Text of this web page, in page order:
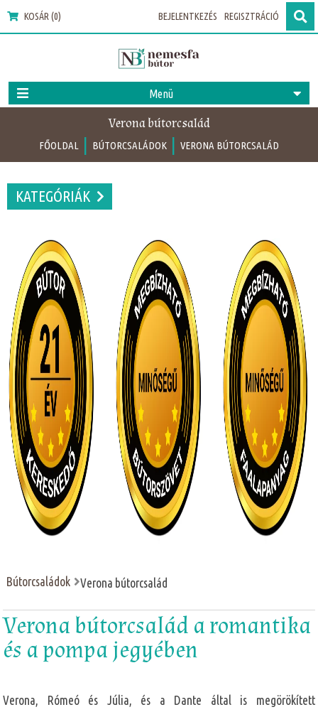
KOSÁR (0) BEJELENTKEZÉS REGISZTRÁCIÓ
Menü
Verona bútorcsalád
FŐOLDAL BÚTORCSALÁDOK VERONA BÚTORCSALÁD
KATEGÓRIÁK
Bútorcsaládok Verona bútorcsalád
Verona bútorcsalád a romantika
és a pompa jegyében
Verona, Rómeó és Júlia, és a Dante által is megörökített